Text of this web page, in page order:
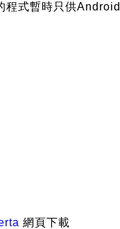
程式暫時只供Android
網頁下載